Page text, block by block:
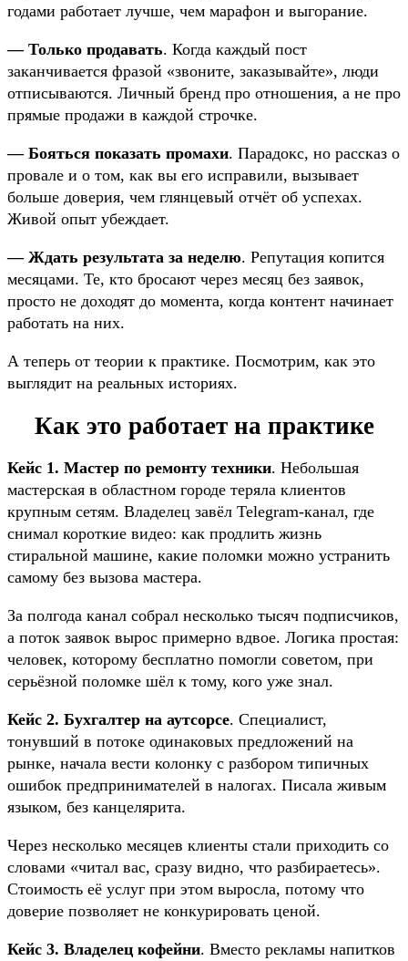
годами работает лучше, чем марафон и выгорание.
— Только продавать. Когда каждый пост
заканчивается фразой «звоните, заказывайте», люди
отписываются. Личный бренд про отношения, а не про
прямые продажи в каждой строчке.
— Бояться показать промахи. Парадокс, но рассказ о
провале и о том, как вы его исправили, вызывает
больше доверия, чем глянцевый отчёт об успехах.
Живой опыт убеждает.
— Ждать результата за неделю. Репутация копится
месяцами. Те, кто бросают через месяц без заявок,
просто не доходят до момента, когда контент начинает
работать на них.
А теперь от теории к практике. Посмотрим, как это
выглядит на реальных историях.
Как это работает на практике
Кейс 1. Мастер по ремонту техники. Небольшая
мастерская в областном городе теряла клиентов
крупным сетям. Владелец завёл Telegram-канал, где
снимал короткие видео: как продлить жизнь
стиральной машине, какие поломки можно устранить
самому без вызова мастера.
За полгода канал собрал несколько тысяч подписчиков,
а поток заявок вырос примерно вдвое. Логика простая:
человек, которому бесплатно помогли советом, при
серьёзной поломке шёл к тому, кого уже знал.
Кейс 2. Бухгалтер на аутсорсе. Специалист,
тонувший в потоке одинаковых предложений на
рынке, начала вести колонку с разбором типичных
ошибок предпринимателей в налогах. Писала живым
языком, без канцелярита.
Через несколько месяцев клиенты стали приходить со
словами «читал вас, сразу видно, что разбираетесь».
Стоимость её услуг при этом выросла, потому что
доверие позволяет не конкурировать ценой.
Кейс 3. Владелец кофейни. Вместо рекламы напитков